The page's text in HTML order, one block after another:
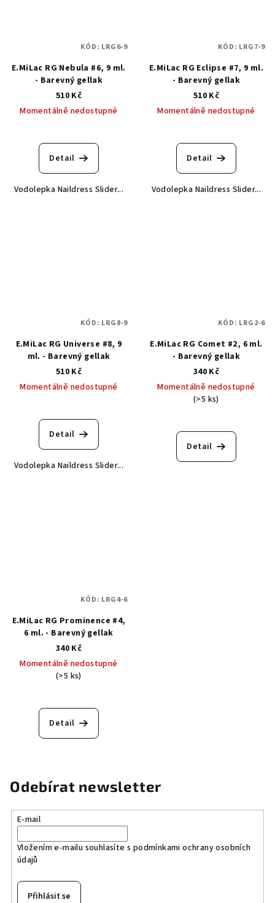
E.MiLac RG Nebula #6, 9 ml.
- Barevný gellak
510 Kč
Momentálně nedostupné
Detail
Vodolepka Naildress Slider...
KÓD: LRG6-9
E.MiLac RG Eclipse #7, 9 ml.
- Barevný gellak
510 Kč
Momentálně nedostupné
Detail
Vodolepka Naildress Slider...
KÓD: LRG7-9
E.MiLac RG Universe #8, 9
ml. - Barevný gellak
510 Kč
Momentálně nedostupné
Detail
Vodolepka Naildress Slider...
KÓD: LRG8-9
E.MiLac RG Comet #2, 6 ml.
- Barevný gellak
340 Kč
Momentálně nedostupné
(>5 ks)
Detail
KÓD: LRG2-6
E.MiLac RG Prominence #4,
6 ml. - Barevný gellak
340 Kč
Momentálně nedostupné
(>5 ks)
Detail
KÓD: LRG4-6
Odebírat newsletter
E-mail
Vložením e-mailu souhlasíte s podmínkami ochrany osobních
údajů
Přihlásit se